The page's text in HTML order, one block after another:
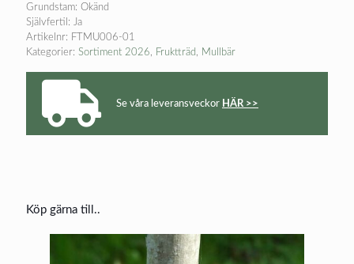
Grundstam: Okänd
Självfertil: Ja
Artikelnr: FTMU006-01
Kategorier: Sortiment 2026, Fruktträd, Mullbär
Se våra leveransveckor HÄR >>
Köp gärna till..